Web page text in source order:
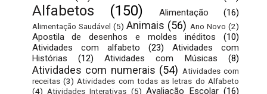
Alfabetos (150) Alimentação (16)
Alimentação Saudável (5) Animais (56) Ano Novo (2)
Apostila de desenhos e moldes inéditos
(10)
Atividades com alfabeto
(23)
Atividades com
Histórias
(12) Atividades com Músicas (8)
Atividades com numerais (54) Atividades com
receitas (3) Atividades com todas as letras do Alfabeto
(4) Atividades Interativas (5) Avaliação Escolar (16)